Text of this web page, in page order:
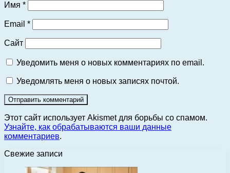
Имя *
Email *
Сайт
Уведомить меня о новых комментариях по email.
Уведомлять меня о новых записях почтой.
Этот сайт использует Akismet для борьбы со спамом.
Узнайте, как обрабатываются ваши данные
комментариев.
Свежие записи